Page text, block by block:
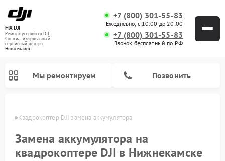
FIX-DJI
Ремонт устройств DJI
Специализированный
cервисный центр г.
Нижнекамск
+7 (800) 301-55-83
Ежедневно, с 10:00 до 20:00
+7 (800) 301-55-83
Звонок бесплатный по РФ
Мы ремонтируем Позвонить
Квадрокоптер DJI замена аккумулятора
Замена аккумулятора на
квадрокоптере DJI в Нижнекамске